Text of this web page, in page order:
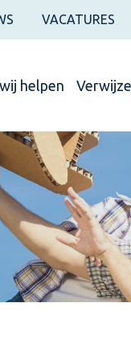
VACATURES
helpen